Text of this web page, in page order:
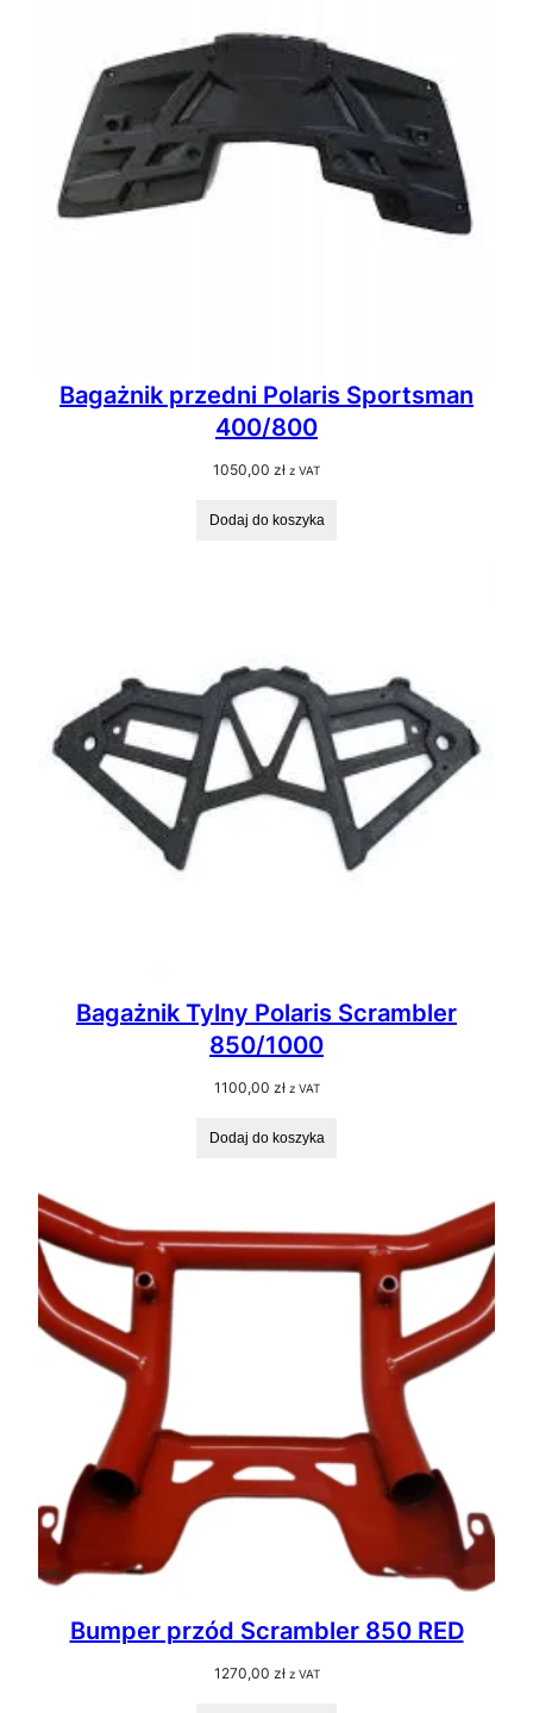
Bagażnik przedni Polaris Sportsman
400/800
1050,00 zł z VAT
Dodaj do koszyka
Bagażnik Tylny Polaris Scrambler
850/1000
1100,00 zł z VAT
Dodaj do koszyka
Bumper przód Scrambler 850 RED
1270,00 zł z VAT